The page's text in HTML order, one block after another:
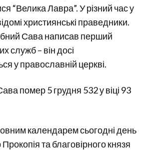
“Велика Лавра”. У різний час у
християнські праведники.
Сава написав перший
служб – він досі
у православній церкві.
помер 5 грудня 532 у віці 93
календарем сьогодні день
Прокопія та благовірного князя